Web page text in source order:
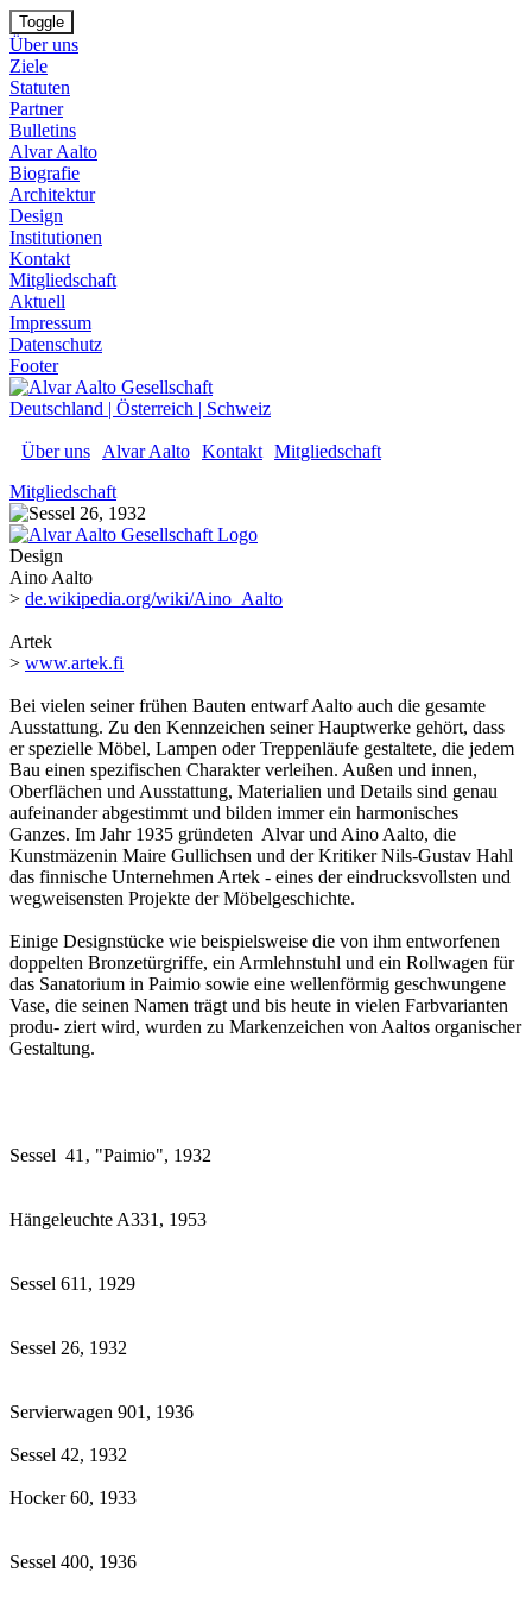
Toggle
Über uns
Ziele
Statuten
Partner
Bulletins
Alvar Aalto
Biografie
Architektur
Design
Institutionen
Kontakt
Mitgliedschaft
Aktuell
Impressum
Datenschutz
Footer
Deutschland | Österreich | Schweiz
Über uns Alvar Aalto Kontakt Mitgliedschaft
Mitgliedschaft
Design
Aino Aalto
> de.wikipedia.org/wiki/Aino_Aalto
Artek
> www.artek.fi
Bei vielen seiner frühen Bauten entwarf Aalto auch die gesamte
Ausstattung. Zu den Kennzeichen seiner Hauptwerke gehört, dass
er spezielle Möbel, Lampen oder Treppenläufe gestaltete, die jedem
Bau einen spezifischen Charakter verleihen. Außen und innen,
Oberflächen und Ausstattung, Materialien und Details sind genau
aufeinander abgestimmt und bilden immer ein harmonisches
Ganzes. Im Jahr 1935 gründeten Alvar und Aino Aalto, die
Kunstmäzenin Maire Gullichsen und der Kritiker Nils-Gustav Hahl
das finnische Unternehmen Artek - eines der eindrucksvollsten und
wegweisensten Projekte der Möbelgeschichte.
Einige Designstücke wie beispielsweise die von ihm entworfenen
doppelten Bronzetürgriffe, ein Armlehnstuhl und ein Rollwagen für
das Sanatorium in Paimio sowie eine wellenförmig geschwungene
Vase, die seinen Namen trägt und bis heute in vielen Farbvarianten
produ- ziert wird, wurden zu Markenzeichen von Aaltos organischer
Gestaltung.
Sessel 41‚ "Paimio", 1932
Hängeleuchte A331, 1953
Sessel 611, 1929
Sessel 26, 1932
Servierwagen 901, 1936
Sessel 42, 1932
Hocker 60, 1933
Sessel 400, 1936